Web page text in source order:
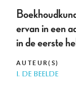
ervan in een
in de eerste
AUTEUR(S)
I. DE BEELDE